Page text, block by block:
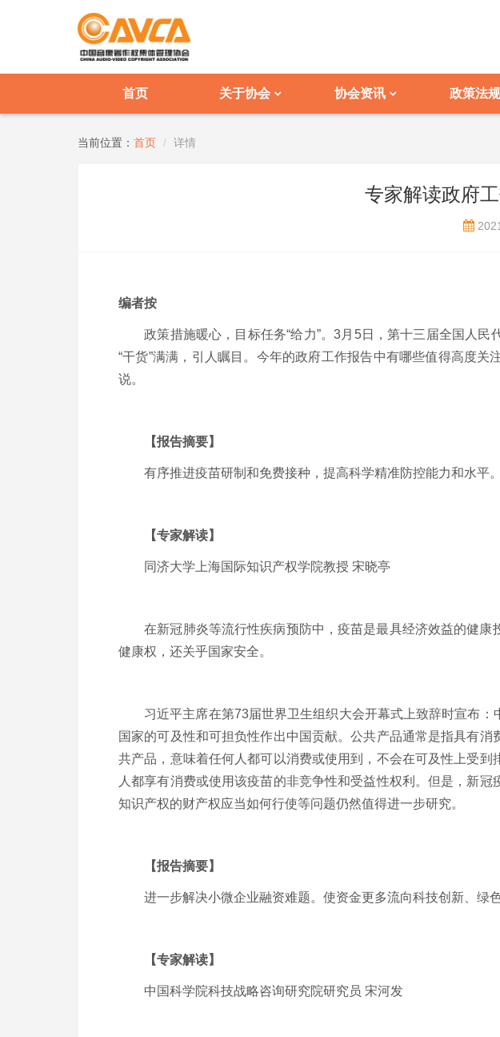
首页 关于协会 协会资讯 政策法
当前位置： 首页 详情
专家解读政府
编者按
政策措施暖心，目标任务“给力”。3月 5日，第十三届全国人民
“干货”满满，引人瞩目。今年的政府工作报告中有哪些值得高度
说。
【报告摘要】
有序推进疫苗研制和免费接种，提高科学精准防控能力和水平。
【专家解读】
同济大学上海国际知识产权学院教授 宋晓亭
在新冠肺炎等流行性疾病预防中，疫苗是最具经济效益的健康
健康权，还关乎国家安全。
习近平主席在第73届世界卫生组织大会开幕式上致辞时宣布
国家的可及性和可担负性作出中国贡献。公共产品通常是指具有
共产品，意味着任何人都可以消费或使用到，不会在可及性上受
人都享有消费或使用该疫苗的非竞争性和受益性权利。但是，新
知识产权的财产权应当如何行使等问题仍然值得进一步研究。
【报告摘要】
进一步解决小微企业融资难题。使资金更多流向科技创新、绿
【专家解读】
中国科学院科技战略咨询研究院研究员 宋河发